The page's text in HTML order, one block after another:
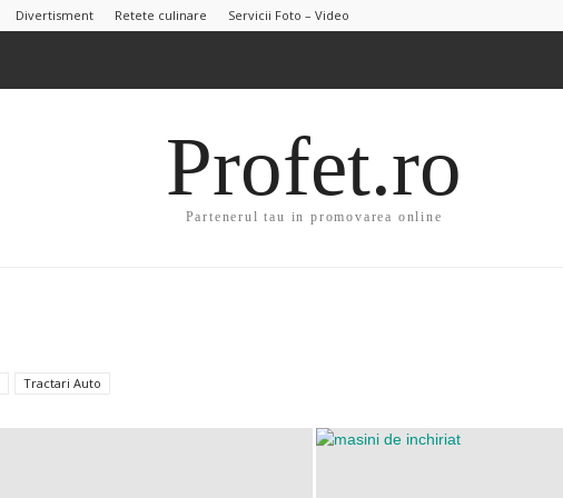
Divertisment Retete culinare Servicii Foto – Video
Profet.ro
Partenerul tau in promovarea online
Tractari Auto